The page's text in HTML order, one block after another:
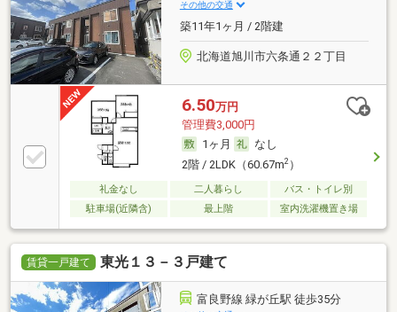
その他の交通
築11年1ヶ月 / 2階建
北海道旭川市六条通２２丁目
6.50万円
管理費3,000円
1ヶ月
なし
2階 / 2LDK（60.67m2）
礼金なし 二人暮らし
バス・トイレ別
駐車場(近隣含)
最上階 室内洗濯機置き場
賃貸一戸建て 東光１３－３戸建て
富良野線 緑が丘駅 徒歩35分